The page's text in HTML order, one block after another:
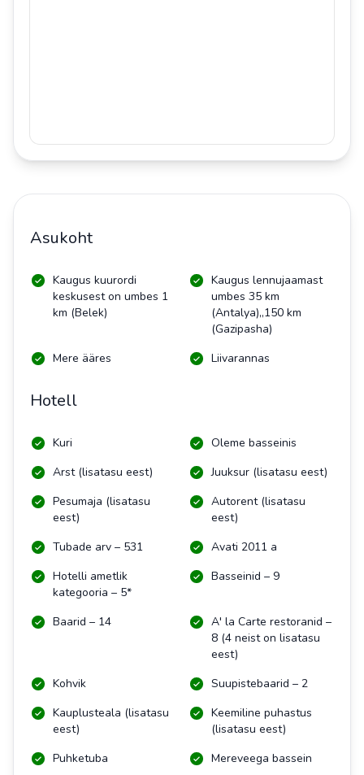
Asukoht
Kaugus kuurordi
keskusest on umbes 1
km (Belek)
Kaugus lennujaamast
umbes 35 km
(Antalya),,150 km
(Gazipasha)
Mere ääres
Liivarannas
Hotell
Kuri
Oleme basseinis
Arst (lisatasu eest)
Juuksur (lisatasu eest)
Pesumaja (lisatasu
eest)
Autorent (lisatasu
eest)
Tubade arv – 531
Avati 2011 a
Hotelli ametlik
kategooria – 5*
Basseinid – 9
Baarid – 14
A' la Carte restoranid –
8 (4 neist on lisatasu
eest)
Kohvik
Suupistebaarid – 2
Kauplusteala (lisatasu
eest)
Keemiline puhastus
(lisatasu eest)
Puhketuba
Mereveega bassein